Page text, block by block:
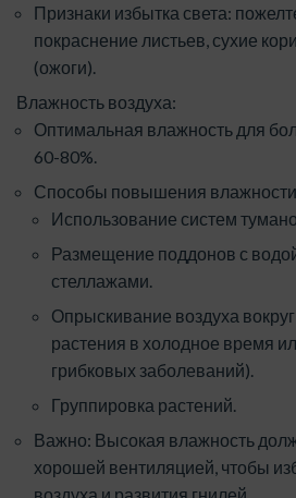
Признаки избытка света:
покраснение листьев, сухие
(ожоги).
Влажность воздуха:
Оптимальная влажность для
60-80%.
Способы повышения
Использование систем
Размещение поддонов с
стеллажами.
Опрыскивание воздуха
растения в холодное время
грибковых заболеваний).
Группировка растений.
Важно: Высокая влажность
хорошей вентиляцией, чтобы
воздуха и развития гнилей.